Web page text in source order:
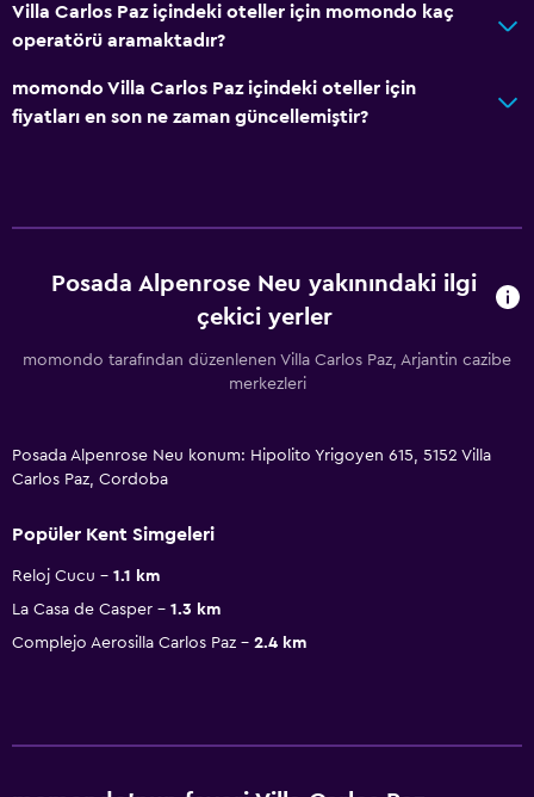
Villa Carlos Paz içindeki oteller için momondo kaç
operatörü aramaktadır?
momondo Villa Carlos Paz içindeki oteller için
fiyatları en son ne zaman güncellemiştir?
Posada Alpenrose Neu yakınındaki ilgi
çekici yerler
momondo tarafından düzenlenen Villa Carlos Paz, Arjantin cazibe
merkezleri
Posada Alpenrose Neu konum: Hipolito Yrigoyen 615, 5152 Villa
Carlos Paz, Cordoba
Popüler Kent Simgeleri
Reloj Cucu
1.1 km
La Casa de Casper
1.3 km
Complejo Aerosilla Carlos Paz
2.4 km